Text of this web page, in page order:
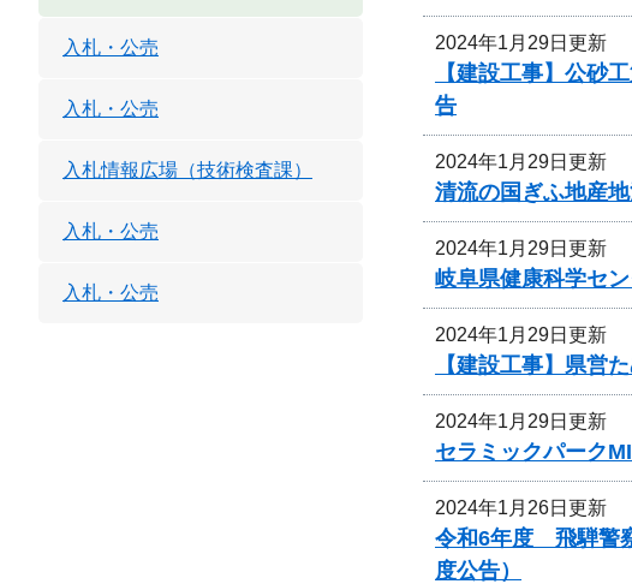
2024年1月29日更新
【建設工事】公砂
告
2024年1月29日更新
清流の国ぎふ地産
2024年1月29日更新
岐阜県健康科学セ
2024年1月29日更新
【建設工事】県
2024年1月29日更新
セラミックパーク
2024年1月26日更新
令和6年度 飛騨警
度公告）
入札・公売
入札・公売
入札情報広場（技術検査課）
入札・公売
入札・公売